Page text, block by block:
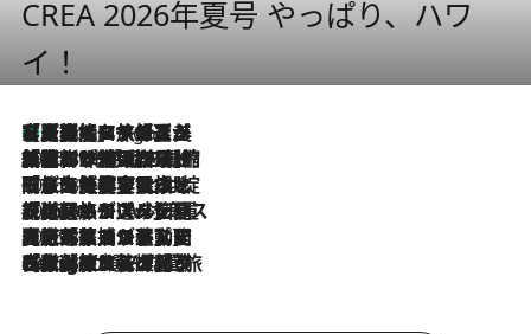
CREA 2026年夏号 やっぱり、ハワ
イ！
7 Hours Ago
【厳選旅コスメ】「多機能アイテムがメイン！」旅好き美容エディターが選んだ夏旅ベストコスメを発表【Mサイズジップ】
2026.8.6
「荷物が増えるほど旅ストレスは増す」美容ジャーナリストがたどり着いた最終結論。“化粧品を劇的に減らす”感動の凝縮美容とは
2026.8.6
「旅先には金髪ウィッグを持参」日本と同じメイクでは損してる!? 美容ジャーナリストが提案する“掟破りの旅美容”とは
2026.8.6
【厳選旅コスメ】「身軽さ＆UV対策重視！」ヘアアーティストshucoが選んだ夏旅ベストコスメを発表【Mサイズジップ】
2026.8.5
【厳選旅コスメ】国内をあちこち移動する河井菜摘が選んだ夏旅ベストコスメ発表！「リラックスアイテムはマスト」【Mサイズジップ】
2026.8.4
【厳選旅コスメ】「紫外線＆乾燥対策しながらメイク感も！」ヘア＆メイクGeorgeが選んだ夏旅ベストコスメを発表！【Mサイズジップ】